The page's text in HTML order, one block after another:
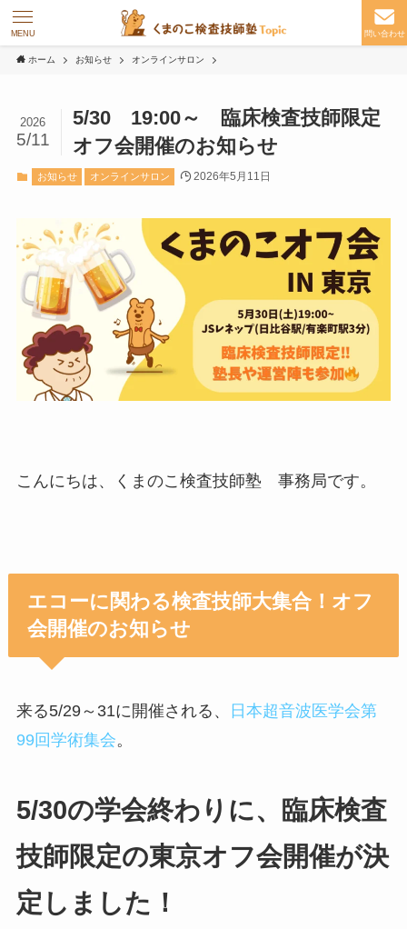
問い合わせ
MENU
ホーム お知らせ オンラインサロン
5/30 19:00～ 臨床検査技師限定
オフ会開催のお知らせ
2026
5/11
お知らせ オンラインサロン 2026年5月11日
こんにちは、くまのこ検査技師塾 事務局です。
エコーに関わる検査技師大集合！オフ
会開催のお知らせ
来る5/29～31に開催される、
日本超音波医学会第
99回学術集会。
5/30の学会終わりに、臨床検査
技師限定の東京オフ会開催が決
定しました！